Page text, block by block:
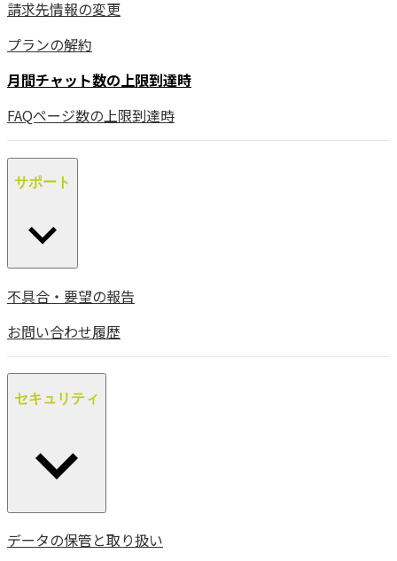
請求先情報の変更
プランの解約
月間チャット数の上限到達時
FAQページ数の上限到達時
サポート
不具合・要望の報告
お問い合わせ履歴
セキュリティ
データの保管と取り扱い